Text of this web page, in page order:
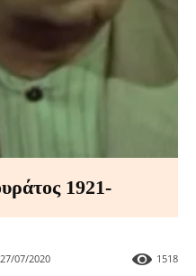
1921-
27/07/2020 1518